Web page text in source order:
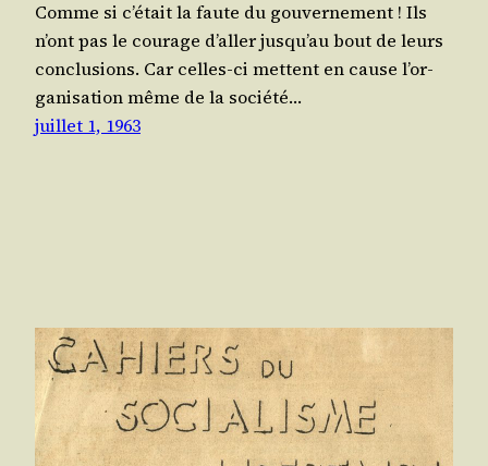
Comme si c’é­tait la faute du gou­ver­ne­ment ! Ils
n’ont pas le cou­rage d’al­ler jus­qu’au bout de leurs
conclu­sions. Car celles-ci mettent en cause l’or­
ga­ni­sa­tion même de la socié­té…
juillet 1, 1963